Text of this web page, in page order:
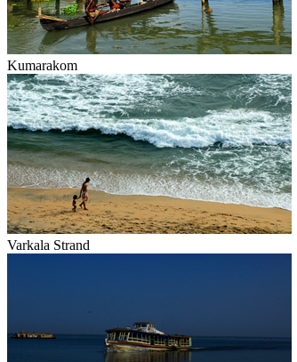
Kumarakom
Varkala Strand